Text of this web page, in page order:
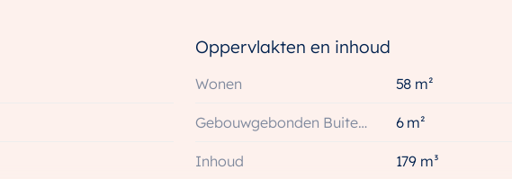
Oppervlakten en inhoud
Wonen 58 m²
Gebouwgebonden Buitenruimte 6 m²
Inhoud 179 m³